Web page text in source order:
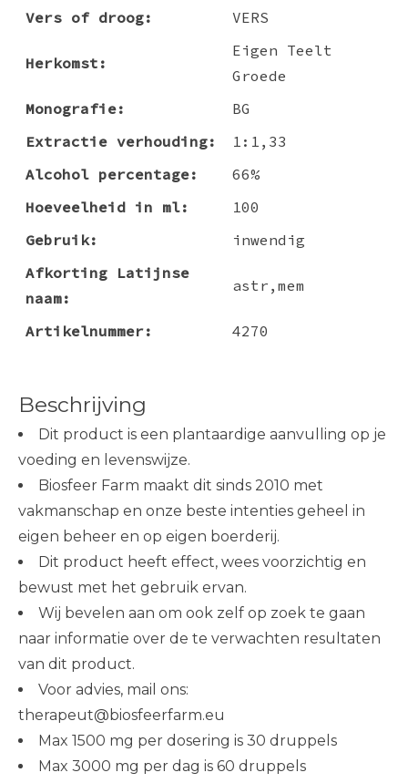
Vers of droog:
VERS
Herkomst:
Eigen Teelt
Groede
Monografie:
BG
Extractie verhouding:
1:1,33
Alcohol percentage:
66%
Hoeveelheid in ml:
100
Gebruik:
inwendig
Afkorting Latijnse
naam:
astr,mem
Artikelnummer: 4270
Beschrijving
Dit product is een plantaardige aanvulling op je
voeding en levenswijze.
Biosfeer Farm maakt dit sinds 2010 met
vakmanschap en onze beste intenties geheel in
eigen beheer en op eigen boerderij.
Dit product heeft effect, wees voorzichtig en
bewust met het gebruik ervan.
Wij bevelen aan om ook zelf op zoek te gaan
naar informatie over de te verwachten resultaten
van dit product.
Voor advies, mail ons:
therapeut@biosfeerfarm.eu
Max 1500 mg per dosering is 30 druppels
Max 3000 mg per dag is 60 druppels